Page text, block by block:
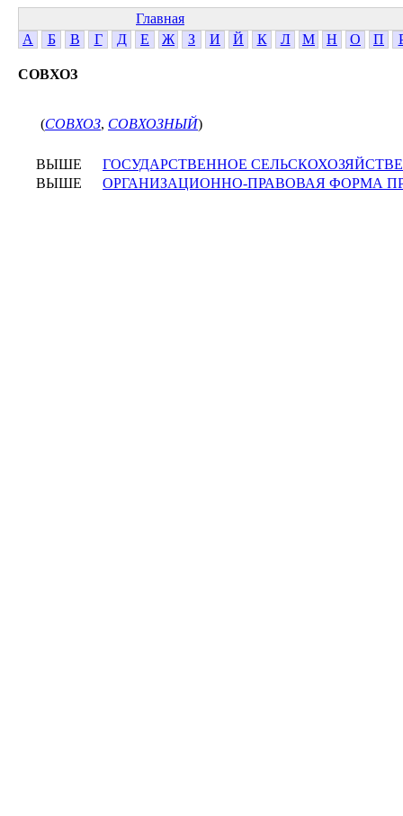
Главная
А
Б В Г Д Е Ж З И Й К Л М Н О П
СОВХОЗ
(СОВХОЗ, СОВХОЗНЫЙ)
ВЫШЕ
ГОСУДАРСТВЕННОЕ
ВЫШЕ
ОРГАНИЗАЦИОННО-ПРАВОВАЯ ФОРМА